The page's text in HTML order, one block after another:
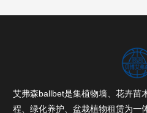
艾弗森ballbet是集植物墙、花卉苗
程、绿化养护、盆栽植物租赁为一